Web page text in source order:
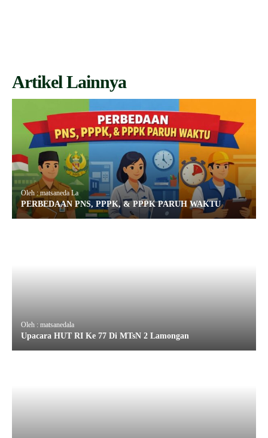
Artikel Lainnya
Oleh : matsaneda La
PERBEDAAN PNS, PPPK, & PPPK PARUH WAKTU
Oleh : matsanedala
Upacara HUT RI Ke 77 Di MTsN 2 Lamongan